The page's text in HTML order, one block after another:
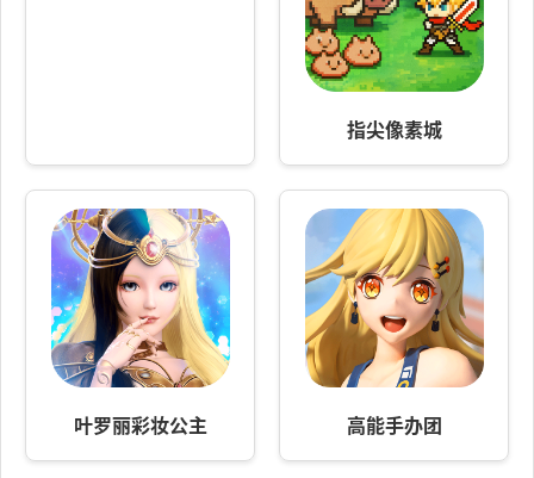
指尖像素城
叶罗丽彩妆公主 高能手办团